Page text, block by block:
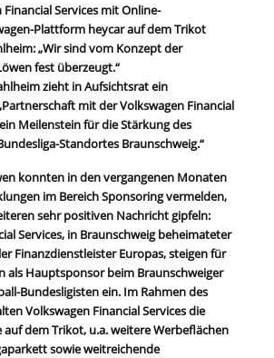
Financial Services mit Online-
Plattform heycar auf dem Trikot
„Wir sind vom Konzept der
fest überzeugt.“
zieht in Aufsichtsrat ein
mit der Volkswagen Financial
Meilenstein für die Stärkung des
Standortes Braunschweig.“
konnten in den vergangenen Monaten
im Bereich Sponsoring vermelden,
sehr positiven Nachricht gipfeln:
Services, in Braunschweig beheimateter
Finanzdienstleister Europas, steigen für
als Hauptsponsor beim Braunschweiger
Bundesligisten ein. Im Rahmen des
Volkswagen Financial Services die
dem Trikot, u.a. weitere Werbeflächen
sowie weitreichende